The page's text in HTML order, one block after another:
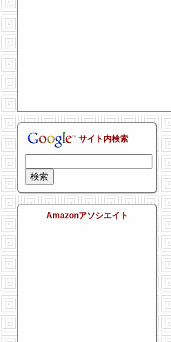
サイト内検索
Amazonアソシエイト